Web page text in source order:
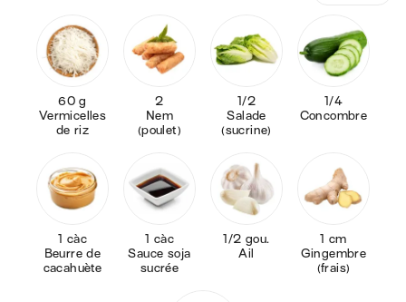
60 g
Vermicelles
de riz
2
Nem
(poulet)
1/2
Salade
(sucrine)
1/4
Concombre
1 càc
Beurre de
cacahuète
1 càc
Sauce soja
sucrée
1/2 gou.
Ail
1 cm
Gingembre
(frais)